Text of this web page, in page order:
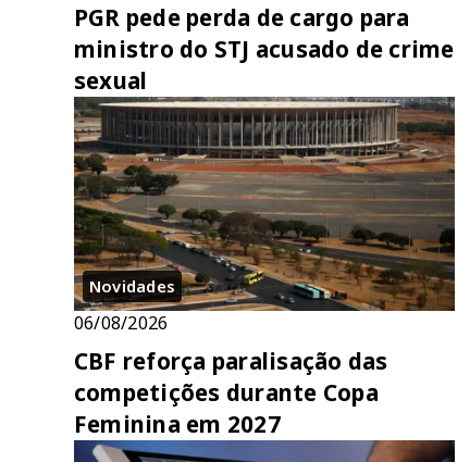
PGR pede perda de cargo para
ministro do STJ acusado de crime
sexual
Novidades
06/08/2026
CBF reforça paralisação das
competições durante Copa
Feminina em 2027